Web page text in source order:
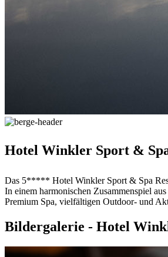
Hotel Winkler Sport &
Das 5***** Hotel Winkler Sport & Spa
In einem harmonischen Zusammenspiel
Premium Spa, vielfältigen Outdoor- und
Bildergalerie - Hotel